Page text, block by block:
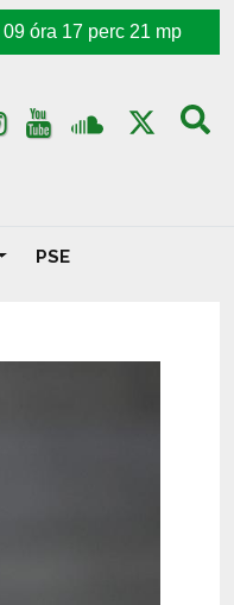
09 óra 17 perc 19 mp
PSE